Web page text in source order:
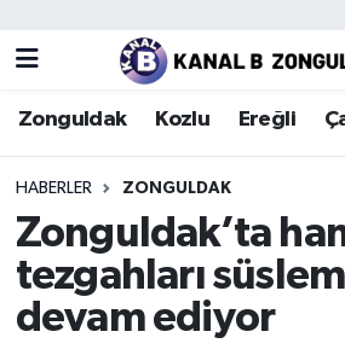
Zonguldak Kozlu Ereğli
HABERLER ZONGULDAK
Zonguldak’ta
tezgahları
devam ediyor
Zonguldak
Kozlu
Çaycuma
Alaplı
Zonguldak Nöbetçi Eczaneler
Zonguldak Hava Durumu
Zonguldak Trafik Yoğunluk
Puan Durumu ve Fikstür
Tüm Manşetler